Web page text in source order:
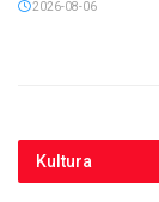
2026-08-06
Kultura